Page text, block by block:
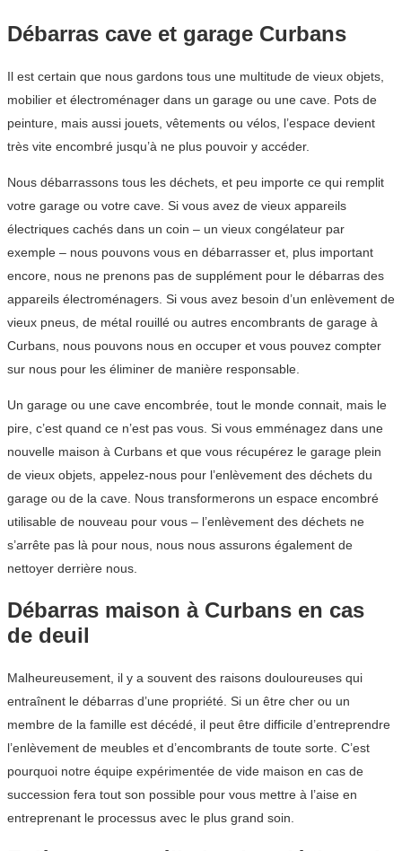
Débarras cave et garage Curbans
Il est certain que nous gardons tous une multitude de vieux objets,
mobilier et électroménager dans un garage ou une cave. Pots de
peinture, mais aussi jouets, vêtements ou vélos, l’espace devient
très vite encombré jusqu’à ne plus pouvoir y accéder.
Nous débarrassons tous les déchets, et peu importe ce qui remplit
votre garage ou votre cave. Si vous avez de vieux appareils
électriques cachés dans un coin – un vieux congélateur par
exemple – nous pouvons vous en débarrasser et, plus important
encore, nous ne prenons pas de supplément pour le débarras des
appareils électroménagers. Si vous avez besoin d’un enlèvement de
vieux pneus, de métal rouillé ou autres encombrants de garage à
Curbans, nous pouvons nous en occuper et vous pouvez compter
sur nous pour les éliminer de manière responsable.
Un garage ou une cave encombrée, tout le monde connait, mais le
pire, c’est quand ce n’est pas vous. Si vous emménagez dans une
nouvelle maison à Curbans et que vous récupérez le garage plein
de vieux objets, appelez-nous pour l’enlèvement des déchets du
garage ou de la cave. Nous transformerons un espace encombré
utilisable de nouveau pour vous – l’enlèvement des déchets ne
s’arrête pas là pour nous, nous nous assurons également de
nettoyer derrière nous.
Débarras maison à Curbans en cas
de deuil
Malheureusement, il y a souvent des raisons douloureuses qui
entraînent le débarras d’une propriété. Si un être cher ou un
membre de la famille est décédé, il peut être difficile d’entreprendre
l’enlèvement de meubles et d’encombrants de toute sorte. C’est
pourquoi notre équipe expérimentée de vide maison en cas de
succession fera tout son possible pour vous mettre à l’aise en
entreprenant le processus avec le plus grand soin.